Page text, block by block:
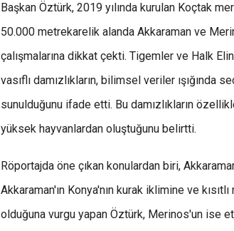
Başkan Öztürk, 2019 yılında kurulan Koçtak
50.000 metrekarelik alanda Akkaraman ve
çalışmalarına dikkat çekti. Tigemler ve Halk
vasıflı damızlıkların, bilimsel veriler
sunulduğunu ifade etti. Bu damızlıkların
yüksek hayvanlardan oluştuğunu belirtti.
Röportajda öne çıkan konulardan biri,
Akkaraman'ın Konya'nın kurak iklimine ve
olduğuna vurgu yapan Öztürk, Merinos'un ise